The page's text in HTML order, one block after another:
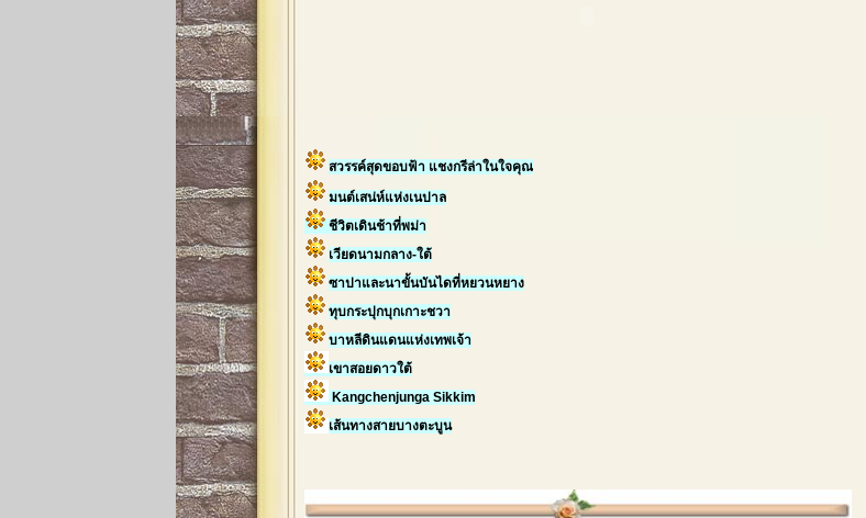
สวรรค์สุดขอบฟ้า แชงกรีล่าในใจคุณ
มนต์เสน่ห์แห่งเนปาล
ชีวิตเดินช้าที่พม่า
เวียดนามกลาง-ใต้
ซาปาและนาขั้นบันไดที่หยวนหยาง
ทุบกระปุกบุกเกาะชวา
บาหลีดินแดนแห่งเทพเจ้า
เขาสอยดาวใต้
Kangchenjunga Sikkim
เส้นทางสายบางตะบูน